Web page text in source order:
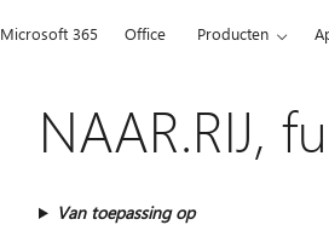
Microsoft 365 Office Producten
NAAR.RIJ,
Van toepassing op